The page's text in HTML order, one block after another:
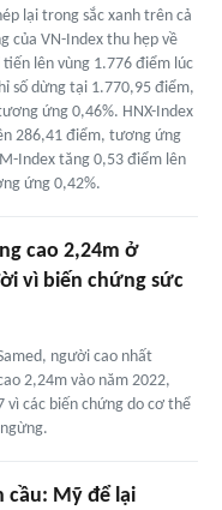
lại trong sắc xanh trên cả
của VN-Index thu hẹp về
tiến lên vùng 1.776 điểm lúc
số dừng tại 1.770,95 điểm,
ứng 0,46%. HNX-Index
286,41 điểm, tương ứng
Index tăng 0,53 điểm lên
ứng 0,42%.
cao 2,24m ở
vì biến chứng sức
người cao nhất
2,24m vào năm 2022,
vì các biến chứng do cơ thể
cầu: Mỹ để lại